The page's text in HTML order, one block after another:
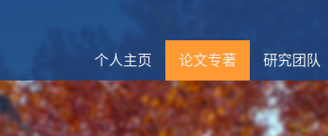
个人主页 论文专著 研究团队